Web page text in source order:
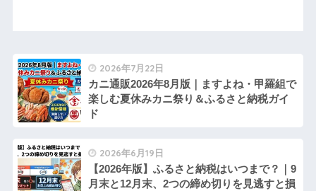
2026年7月22日
カニ通販2026年8月版｜ますよね・甲羅組で
楽しむ夏休みカニ祭り＆ふるさと納税ガイ
ド
2026年6月19日
【2026年版】ふるさと納税はいつまで？｜9
月末と12月末、2つの締め切りを見逃すと損